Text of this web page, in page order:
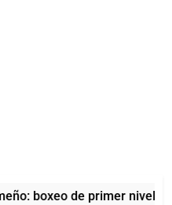
boxeo de primer nivel